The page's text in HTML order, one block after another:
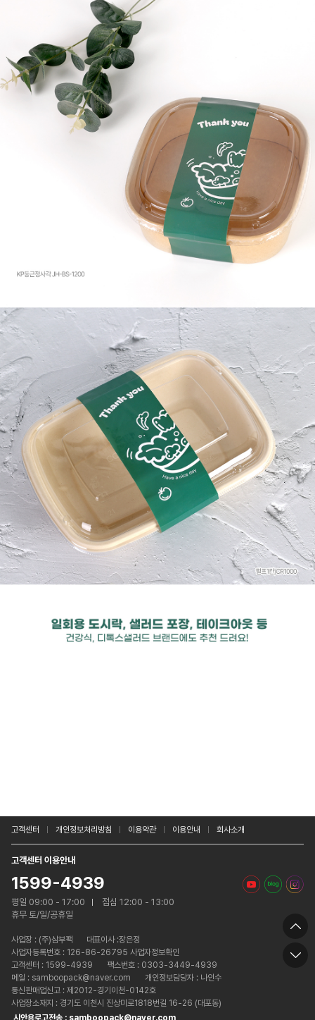
고객센터 개인정보처리방침 이용약관 이용안내 회사소개
고객센터 이용안내
1599-4939
평일 09:00 - 17:00
점심 12:00 - 13:00
휴무 토/일/공휴일
사업장 : (주)삼부팩
대표이사 :장은정
사업자등록번호 : 126-86-26795 사업자정보확인
고객센터 : 1599-4939
팩스번호 : 0303-3449-4939
메일 : samboopack@naver.com
개인정보담당자 : 나인수
통신판매업신고 : 제2012-경기이천-0142호
사업장소재지 : 경기도 이천시 진상미로1818번길 16-26 (대포동)
시안용로고전송 : samboopack@naver.com